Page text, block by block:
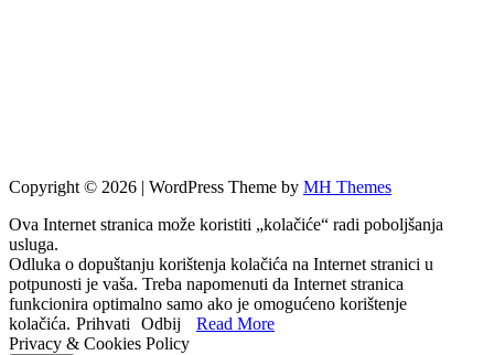
Copyright © 2026 | WordPress Theme by MH Themes
Ova Internet stranica može koristiti „kolačiće“ radi poboljšanja
usluga.
Odluka o dopuštanju korištenja kolačića na Internet stranici u
potpunosti je vaša. Treba napomenuti da Internet stranica
funkcionira optimalno samo ako je omogućeno korištenje
kolačića. Prihvati Odbij
Read More
Privacy & Cookies Policy